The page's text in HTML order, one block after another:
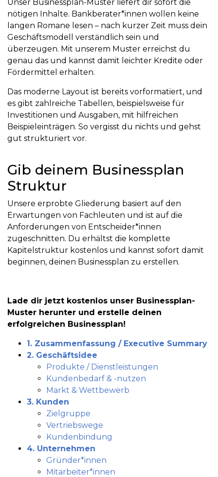
Unser Businessplan-Muster liefert dir sofort die
nötigen Inhalte. Bankberater*innen wollen keine
langen Romane lesen – nach kurzer Zeit muss dein
Geschäftsmodell verständlich sein und
überzeugen. Mit unserem Muster erreichst du
genau das und kannst damit leichter Kredite oder
Fördermittel erhalten.
Das moderne Layout ist bereits vorformatiert, und
es gibt zahlreiche Tabellen, beispielsweise für
Investitionen und Ausgaben, mit hilfreichen
Beispieleinträgen. So vergisst du nichts und gehst
gut strukturiert vor.
Gib deinem Businessplan
Struktur
Unsere erprobte Gliederung basiert auf den
Erwartungen von Fachleuten und ist auf die
Anforderungen von Entscheider*innen
zugeschnitten. Du erhältst die komplette
Kapitelstruktur kostenlos und kannst sofort damit
beginnen, deinen Businessplan zu erstellen.
Lade dir jetzt kostenlos unser Businessplan-
Muster herunter und erstelle deinen
erfolgreichen Businessplan!
1. Zusammenfassung / Executive Summary
2. Geschäftsidee
Produkte / Dienstleistungen
Kundenbedarf & -nutzen
Markt & Wettbewerb
3. Kunden
Zielgruppe
Vertriebswege
Kundenbindung
4. Unternehmen
Gründer*innen
Mitarbeiter*innen